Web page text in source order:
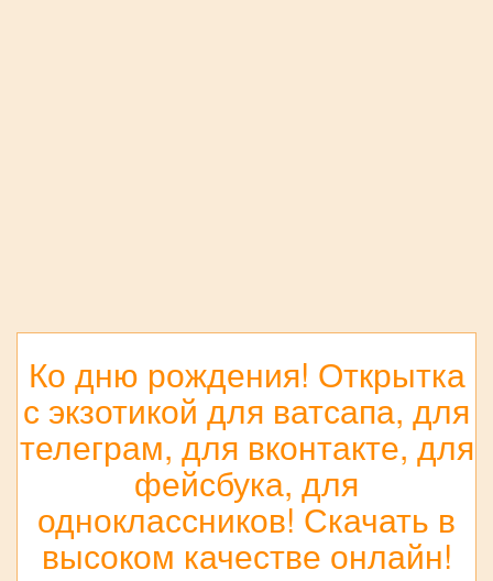
Ко дню рождения! Открытка
с экзотикой для ватсапа, для
телеграм, для вконтакте, для
фейсбука, для
одноклассников! Скачать в
высоком качестве онлайн!